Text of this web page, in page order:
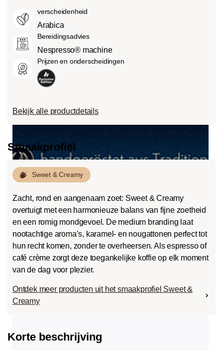
light roasts, met een evenwichtige
smaak en volle body.
Dark roast (French-/Italian):
Chocoladezoete body met uitgesproken
geroosterde smaken en bitterheid met
een lage zuurgraad.
soort boon, de hoogte van de teelt, de
herkomst en vooral het brandproces.
verscheidenheid
Arabica
Bereidingsadvies
Nespresso® machine
Prijzen en onderscheidingen
Bekijk alle productdetails
Smaakprofiel
Sweet & Creamy
Zacht, rond en aangenaam zoet: Sweet & Creamy
overtuigt met een harmonieuze balans van fijne zoetheid
en een romig mondgevoel. De medium branding laat
nootachtige aroma’s, karamel- en nougattonen perfect tot
hun recht komen, zonder te overheersen. Als espresso of
café crème zorgt deze toegankelijke koffie op elk moment
van de dag voor plezier.
Ontdek meer producten uit het smaakprofiel Sweet &
Creamy
Korte beschrijving